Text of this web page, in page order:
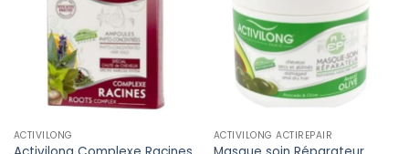
ACTIVILONG ACTIVILONG ACTIREPAIR